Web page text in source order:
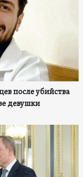
после убийства
девушки